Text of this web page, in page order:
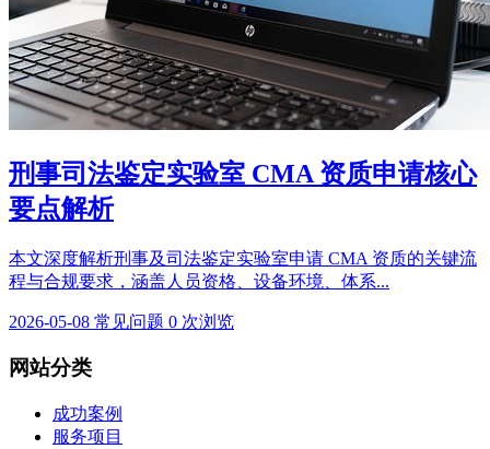
刑事司法鉴定实验室 CMA 资质申请核心
要点解析
本文深度解析刑事及司法鉴定实验室申请 CMA 资质的关键流
程与合规要求，涵盖人员资格、设备环境、体系...
2026-05-08 常见问题 0 次浏览
网站分类
成功案例
服务项目